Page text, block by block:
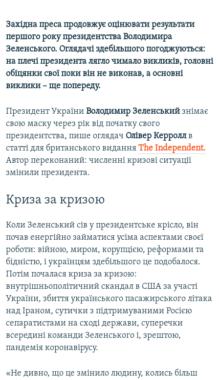
Усі сайти RFE/RL
Західна преса продовжує оцінювати результати
першого року президентства Володимира
Зеленського. Оглядачі здебільшого погоджуються:
на плечі президента лягло чимало викликів, головні
обіцянки свої поки він не виконав, а основні
виклики – ще попереду.
Президент України Володимир Зеленський знімає
свою маску через рік від початку свого
президентства, пише оглядач Олівер Керроллв
статті для британського видання The Independent.
Автор переконаний: численні кризові ситуації
змінили президента.
Криза за кризою
Коли Зеленський сів у президентське крісло, він
почав енергійно займатися усіма аспектами своєї
роботи: війною, миром, корупцією, реформами та
бідністю, і українцям здебільшого це подобалося.
Потім почалася криза за кризою:
внутрішньополітичний скандал в США за участі
України, збиття українського пасажирського літака
над Іраном, сутички з підтримуваними Росією
сепаратистами на сході держави, суперечки
всередині команди Зеленського і, зрештою,
пандемія коронавірусу.
«Не дивно, що це змінило людину, колись більш